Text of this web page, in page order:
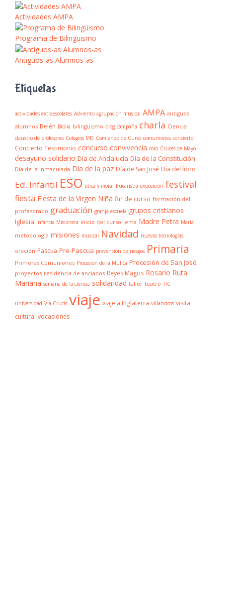
Actividades AMPA
Programa de Bilingüismo
Antiguos-as Alumnos-as
Etiquetas
actividades extraescolares Adviento agrupación musical AMPA antiguos
alumnos Belén Biblia bilingüismo blog campaña charla Ciencia
claustro de profesores Colegios MD Comienzo de Curso comuniones concierto
Concierto Testimonio concurso convivencia coro Cruces de Mayo
desayuno solidario Día de Andalucía Día de la Constitución
Día de la Inmaculada Día de la paz Día de San José Día del libro
Ed. Infantil ESO ética y moral Eucaristía exposición festival
fiesta Fiesta de la Virgen Niña fin de curso formación del
profesorado graduación granja escuela grupos cristianos
Iglesia Infancia Misionera inicio del curso lema Madre Petra María
metodología misiones musical Navidad nuevas tecnologías
oración Pascua Pre-Pascua prevención de riesgos Primaria
Primeras Comuniones Procesión de la Mulica Procesión de San José
proyectos residencia de ancianos Reyes Magos Rosario Ruta
Mariana semana de la ciencia solidaridad taller teatro TIC
universidad Via Crucis viaje viaje a Inglaterra villancicos visita
cultural vocaciones